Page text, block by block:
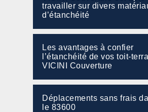
travailler sur divers
d’étanchéité
Les avantages à confier
l’étanchéité de vos toit-
VICINI Couverture
Déplacements sans frais
le 83600